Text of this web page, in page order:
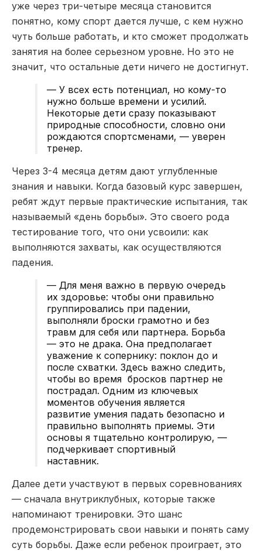
уже через три-четыре месяца становится
понятно, кому спорт дается лучше, с кем нужно
чуть больше работать, и кто сможет продолжать
занятия на более серьезном уровне. Но это не
значит, что остальные дети ничего не достигнут.
— У всех есть потенциал, но кому-то
нужно больше времени и усилий.
Некоторые дети сразу показывают
природные способности, словно они
рождаются спортсменами, — уверен
тренер.
Через 3-4 месяца детям дают углубленные
знания и навыки. Когда базовый курс завершен,
ребят ждут первые практические испытания, так
называемый «день борьбы». Это своего рода
тестирование того, что они усвоили: как
выполняются захваты, как осуществляются
падения.
— Для меня важно в первую очередь
их здоровье: чтобы они правильно
группировались при падении,
выполняли броски грамотно и без
травм для себя или партнера. Борьба
— это не драка. Она предполагает
уважение к сопернику: поклон до и
после схватки. Здесь важно следить,
чтобы во время бросков партнер не
пострадал. Одним из ключевых
моментов обучения является
развитие умения падать безопасно и
правильно выполнять приемы. Эти
основы я тщательно контролирую, —
подчеркивает спортивный
наставник.
Далее дети участвуют в первых соревнованиях
— сначала внутриклубных, которые также
напоминают тренировки. Это шанс
продемонстрировать свои навыки и понять саму
суть борьбы. Даже если ребенок проиграет, это